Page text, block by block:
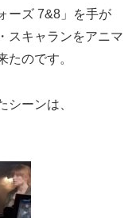
ーズ 7&8」を手が
スキャランをアニマ
たのです。
シーンは、